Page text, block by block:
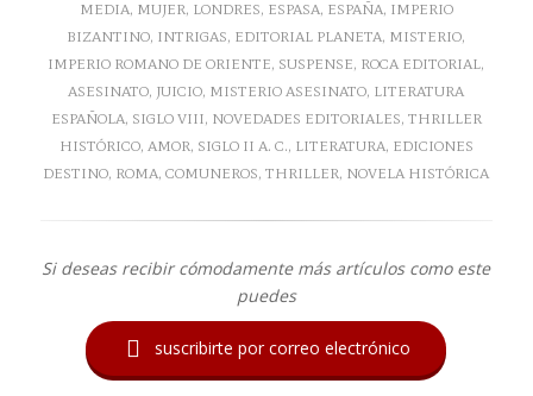
MEDIA, MUJER, LONDRES, ESPASA, ESPAÑA, IMPERIO
BIZANTINO, INTRIGAS, EDITORIAL PLANETA, MISTERIO,
IMPERIO ROMANO DE ORIENTE, SUSPENSE, ROCA EDITORIAL,
ASESINATO, JUICIO, MISTERIO ASESINATO, LITERATURA
ESPAÑOLA, SIGLO VIII, NOVEDADES EDITORIALES, THRILLER
HISTÓRICO, AMOR, SIGLO II A. C., LITERATURA, EDICIONES
DESTINO, ROMA,COMUNEROS,THRILLER, NOVELA HISTÓRICA
Si deseas recibir cómodamente más artículos como este
puedes
 suscribirte por correo electrónico